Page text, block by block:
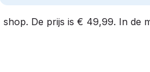
De prijs is € 49,99. In de